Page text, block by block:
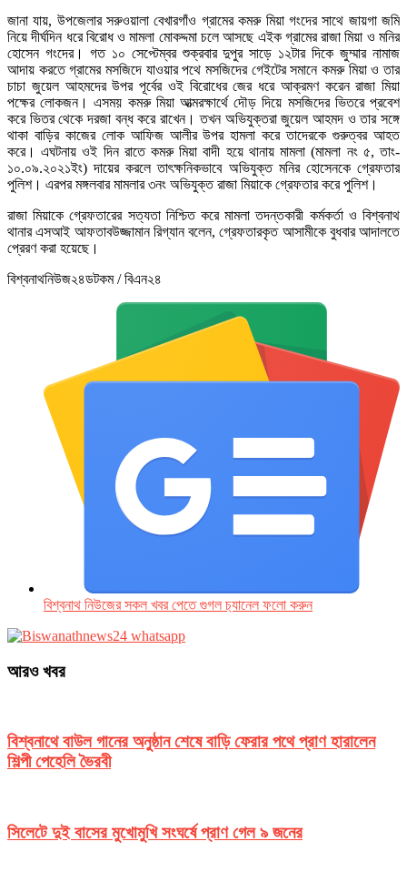
জানা যায়, উপজেলার সরুওয়ালা বেখারগাঁও গ্রামের কমরু মিয়া গংদের সাথে জায়গা জমি
নিয়ে দীর্ঘদিন ধরে বিরোধ ও মামলা মোকদ্দমা চলে আসছে এইক গ্রামের রাজা মিয়া ও মনির
হোসেন গংদের। গত ১০ সেপ্টেম্বর শুক্রবার দুপুর সাড়ে ১২টার দিকে জুম্মার নামাজ
আদায় করতে গ্রামের মসজিদে যাওয়ার পথে মসজিদের গেইটের সমানে কমরু মিয়া ও তার
চাচা জুয়েল আহমদের উপর পূর্বের ওই বিরোধের জের ধরে আক্রমণ করেন রাজা মিয়া
পক্ষের লোকজন। এসময় কমরু মিয়া আত্মরক্ষার্থে দৌড় দিয়ে মসজিদের ভিতরে প্রবেশ
করে ভিতর থেকে দরজা বন্ধ করে রাখেন। তখন অভিযুক্তরা জুয়েল আহমদ ও তার সঙ্গে
থাকা বাড়ির কাজের লোক আফিজ আলীর উপর হামলা করে তাদেরকে গুরুত্বর আহত
করে। এঘটনায় ওই দিন রাতে কমরু মিয়া বাদী হয়ে থানায় মামলা (মামলা নং ৫, তাং-
১০.০৯.২০২১ইং) দায়ের করলে তাৎক্ষনিকভাবে অভিযুক্ত মনির হোসেনকে গ্রেফতার
পুলিশ। এরপর মঙ্গলবার মামলার ৩নং অভিযুক্ত রাজা মিয়াকে গ্রেফতার করে পুলিশ।
রাজা মিয়াকে গ্রেফতারের সত্যতা নিশ্চিত করে মামলা তদন্তকারী কর্মকর্তা ও বিশ্বনাথ
থানার এসআই আফতাবউজ্জামান রিগ্যান বলেন, গ্রেফতারকৃত আসামীকে বুধবার আদালতে
প্রেরণ করা হয়েছে।
বিশ্বনাথনিউজ২৪ডটকম / বিএন২৪
বিশ্বনাথ নিউজের সকল খবর পেতে গুগল চ‌্যানেল ফলো করুন
আরও খবর
বিশ্বনাথে বাউল গানের অনুষ্ঠান শেষে বাড়ি ফেরার পথে প্রাণ হারালেন
শিল্পী পেহেলি ভৈরবী
সিলেটে দুই বাসের মুখোমুখি সংঘর্ষে প্রাণ গেল ৯ জনের